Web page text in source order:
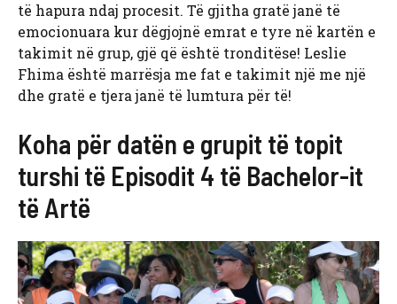
të hapura ndaj procesit. Të gjitha gratë janë të
emocionuara kur dëgjojnë emrat e tyre në kartën e
takimit në grup, gjë që është tronditëse! Leslie
Fhima është marrësja me fat e takimit një me një
dhe gratë e tjera janë të lumtura për të!
Koha për datën e grupit të topit
turshi të Episodit 4 të Bachelor-it
të Artë